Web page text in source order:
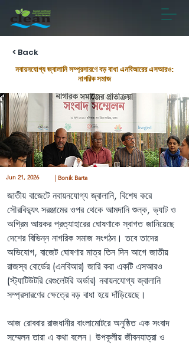
< Back
নবায়নযোগ্য জ্বালানি সম্প্রসারণে বড় বাধা এনবিআরের এসআরও:
নাগরিক সমাজ
| Bonik Barta
জাতীয় বাজেটে নবায়নযোগ্য জ্বালানি, বিশেষ করে
সৌরবিদ্যুৎ সরঞ্জামের ওপর থেকে আমদানি শুল্ক, ভ্যাট ও
অগ্রিম আয়কর প্রত্যাহারের ঘোষণাকে স্বাগত জানিয়েছে
দেশের বিভিন্ন নাগরিক সমাজ সংগঠন। তবে তাদের
অভিযোগ, বাজেট ঘোষণার মাত্র তিন দিন আগে জাতীয়
রাজস্ব বোর্ডের (এনবিআর) জারি করা একটি এসআরও
(স্ট্যাটিউটরি রেগুলেটরি অর্ডার) নবায়নযোগ্য জ্বালানি
সম্প্রসারণের ক্ষেত্রে বড় বাধা হয়ে দাঁড়িয়েছে।
আজ রোববার রাজধানীর বাংলামোটরে অনুষ্ঠিত এক সংবাদ
সম্মেলন তারা এ কথা বলেন। উপকূলীয় জীবনযাত্রা ও
Jun 21, 2026